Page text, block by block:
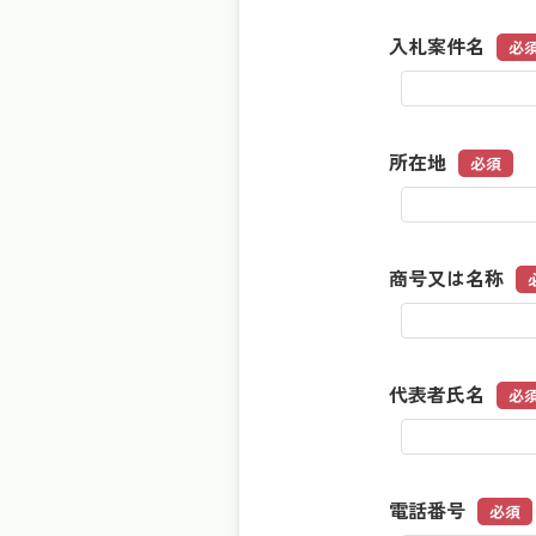
入札案件名 必
所在地 必須
商号又は名称
代表者氏名 必
電話番号 必須